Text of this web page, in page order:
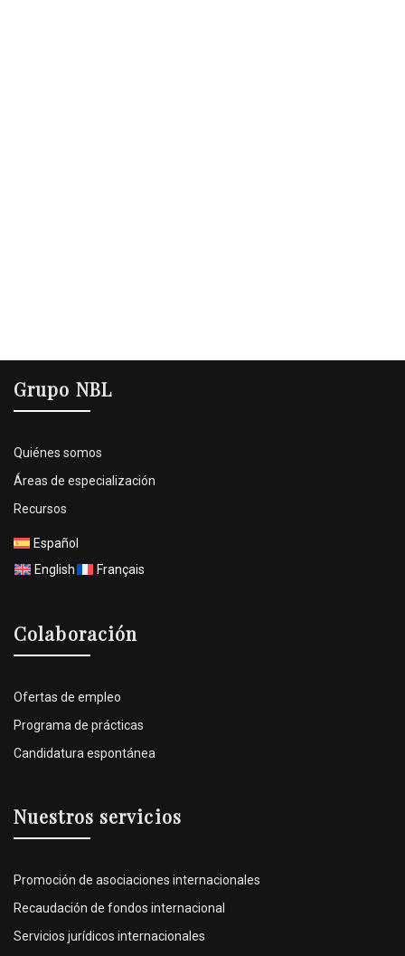
Grupo NBL
Quiénes somos
Áreas de especialización
Recursos
Español
English
Français
Colaboración
Ofertas de empleo
Programa de prácticas
Candidatura espontánea
Nuestros servicios
Promoción de asociaciones internacionales
Recaudación de fondos internacional
Servicios jurídicos internacionales